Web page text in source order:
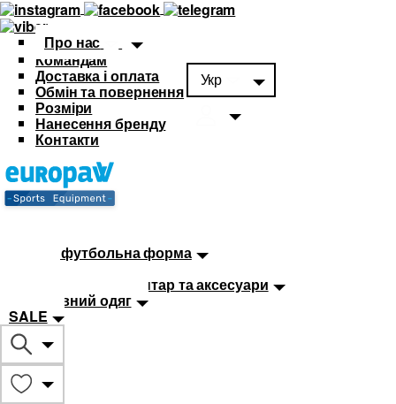
Про нас
Командам
Доставка і оплата
Обмін та повернення
Розміри
Нанесення бренду
Контакти
Укр
Дитяча футбольна форма
Тренувальний інвентар та аксесуари
Спортивний одяг
SALE